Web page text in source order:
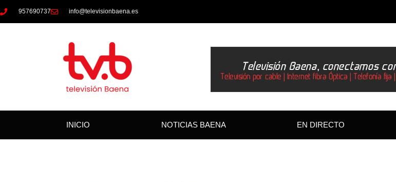
957690737 info@televisionbaena.es
INICIO NOTICIAS BAENA EN DIRECTO